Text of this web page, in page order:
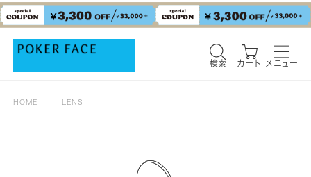
検索 カート メニュー
HOME LENS